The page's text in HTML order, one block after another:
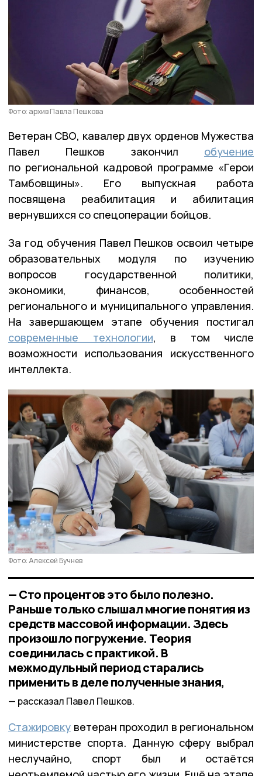
Фото: архив Павла Пешкова
Ветеран СВО, кавалер двух орденов Мужества
Павел Пешков закончил обучение
по региональной кадровой программе «Герои
Тамбовщины». Его выпускная работа
посвящена реабилитация и абилитация
вернувшихся со спецоперации бойцов.
За год обучения Павел Пешков освоил четыре
образовательных модуля по изучению
вопросов государственной политики,
экономики, финансов, особенностей
регионального и муниципального управления.
На завершающем этапе обучения постигал
современные технологии, в том числе
возможности использования искусственного
интеллекта.
Фото: Алексей Бучнев
— Сто процентов это было полезно.
Раньше только слышал многие понятия из
средств массовой информации. Здесь
произошло погружение. Теория
соединилась с практикой. В
межмодульный период старались
применить в деле полученные знания,
рассказал Павел Пешков.
Стажировку ветеран проходил в региональном
министерстве спорта. Данную сферу выбрал
неслучайно, спорт был и остаётся